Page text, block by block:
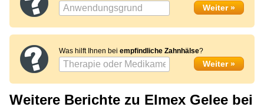
Was hilft Ihnen bei empfindliche Zahnhälse?
Weitere Berichte zu Elmex Gelee bei